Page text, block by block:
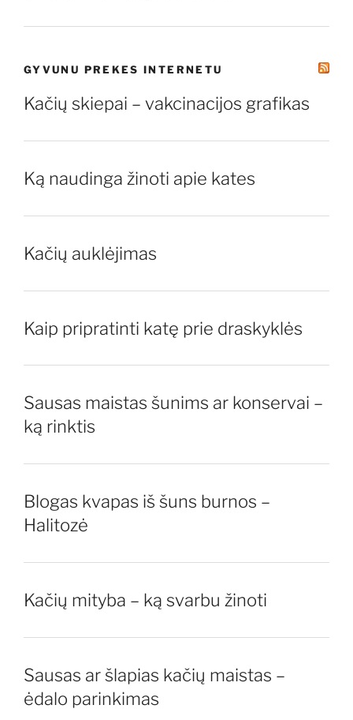
GYVUNU PREKES INTERNETU
Kačių skiepai – vakcinacijos grafikas
Ką naudinga žinoti apie kates
Kačių auklėjimas
Kaip pripratinti katę prie draskyklės
Sausas maistas šunims ar konservai –
ką rinktis
Blogas kvapas iš šuns burnos –
Halitozė
Kačių mityba – ką svarbu žinoti
Sausas ar šlapias kačių maistas –
ėdalo parinkimas